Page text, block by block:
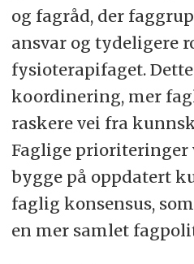
og fagråd, der
ansvar og tydeligere
fysioterapifaget.
koordinering, mer
raskere vei fra
Faglige prioriteringer
bygge på oppdatert
faglig konsensus,
en mer samlet